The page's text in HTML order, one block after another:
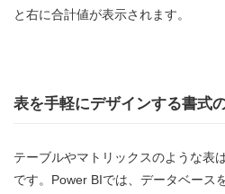
と右に合計値が表示されます。
表を手軽にデザインする書式
テーブルやマトリックスのような表
です。Power BIでは、データベース